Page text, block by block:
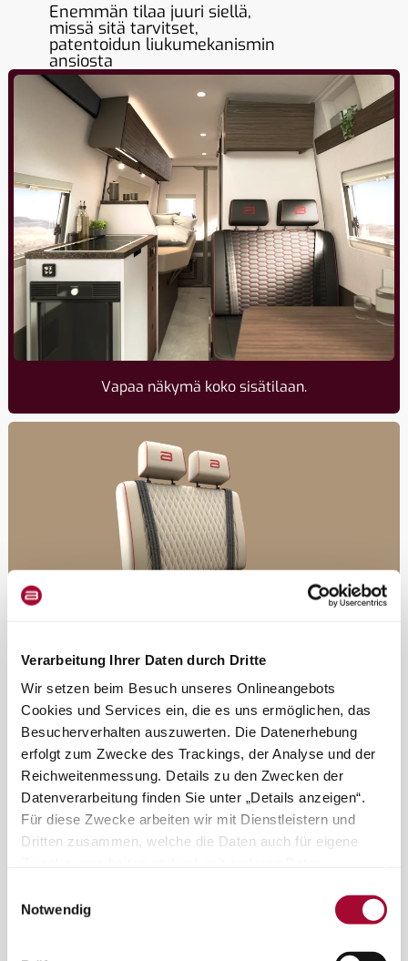
Verarbeitung Ihrer Daten durch Dritte
Wir setzen beim Besuch unseres Onlineangebots
Cookies und Services ein, die es uns ermöglichen, das
Besucherverhalten auszuwerten. Die Datenerhebung
erfolgt zum Zwecke des Trackings, der Analyse und der
Reichweitenmessung. Details zu den Zwecken der
Datenverarbeitung finden Sie unter „Details anzeigen“.
Für diese Zwecke arbeiten wir mit Dienstleistern und
Dritten zusammen, welche die Daten auch für eigene
„Cookies und Services zulassen“ oder durch Auswählen
einzelner Cookies und Services in der Detailansicht
geben Sie Ihre Einwilligung zur Verarbeitung Ihrer Daten
Notwendig
Enemmän tilaa juuri siellä,
missä sitä tarvitset,
patentoidun liukumekanismin
ansiosta
Vapaa näkymä koko sisätilaan.
Nahka ja käyttömukavuus kohtaavat
Muita kohokohtia oleskelutilassa
Huolellisesti suunniteltu valaistuskonsepti
Epäsuora, suora, himmennettävä – joka tilanteeseen